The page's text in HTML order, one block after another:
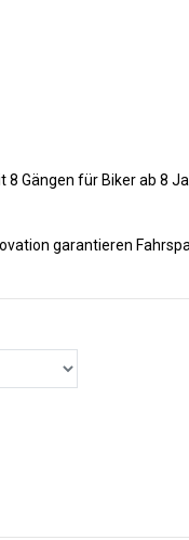
8 Gängen für Biker ab 8
garantieren